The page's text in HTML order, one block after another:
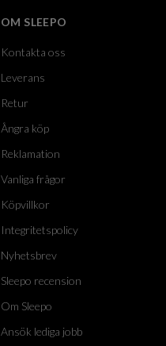
OM SLEEPO
Kontakta oss
Leverans
Retur
Ångra köp
Reklamation
Vanliga frågor
Köpvillkor
Integritetspolicy
Nyhetsbrev
Sleepo recension
Om Sleepo
Ansök lediga jobb